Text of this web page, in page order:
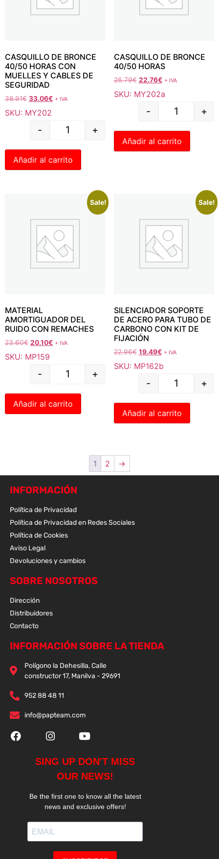
CASQUILLO DE BRONCE
40/50 HORAS CON
MUELLES Y CABLES DE
SEGURIDAD
38.91€ 33.06€ + IVA
SKU: MY202
- +
Añadir al carrito
CASQUILLO DE BRONCE
40/50 HORAS
26.79€ 22.76€ + IVA
SKU: MY202a
- +
Añadir al carrito
Sale!
MATERIAL
AMORTIGUADOR DEL
RUIDO CON REMACHES
23.60€ 20.10€ + IVA
SKU: MP159
- +
Añadir al carrito
Sale!
SILENCIADOR SOPORTE
DE ACERO PARA TUBO DE
CARBONO CON KIT DE
FIJACIÓN
22.96€ 19.49€ + IVA
SKU: MP162b
- +
Añadir al carrito
1 2 →
INFORMACIÓN
Política de Privacidad
Política de Privacidad en Redes Sociales
Política de Cookies
Aviso Legal
Devoluciones y cambios
SOBRE NOSOTROS
Dirección
Distribuidores
Contacto
INFORMACIÓN SOBRE LA TIENDA
Polígono la Dehesilla, Calle
constructor 17, Manilva - 29691
952 88 48 11
info@papteam.com